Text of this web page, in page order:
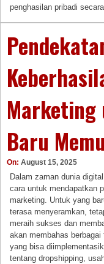
penghasilan pribadi
Marketing
Baru
On: August 15, 2025
Dalam zaman dunia
cara untuk mendapatkan
marketing. Untuk yang
terasa menyeramkan,
meraih sukses dan
akan membahas
yang bisa
tentang dropshipping,